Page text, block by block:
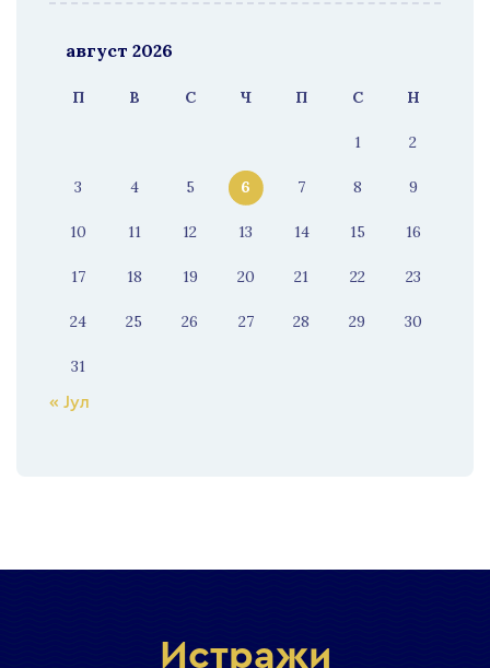
август 2026
П В С Ч П С Н
1 2
3 4 5 6 7 8 9
10 11 12 13 14 15 16
17 18 19 20 21 22 23
24 25 26 27 28 29 30
31
« Јул
Истражи